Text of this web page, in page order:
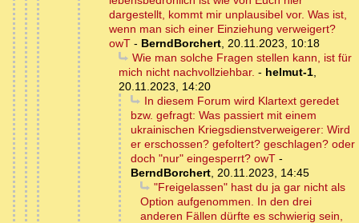
dargestellt, kommt mir unplausibel vor. Was ist,
wenn man sich einer Einziehung verweigert?
owT - BerndBorchert, 20.11.2023, 10:18
Wie man solche Fragen stellen kann, ist für
mich nicht nachvollziehbar. - helmut-1,
20.11.2023, 14:20
In diesem Forum wird Klartext geredet
bzw. gefragt: Was passiert mit einem
ukrainischen Kriegsdienstverweigerer: Wird
er erschossen? gefoltert? geschlagen? oder
doch "nur" eingesperrt? owT -
BerndBorchert, 20.11.2023, 14:45
"Freigelassen" hast du ja gar nicht als
Option aufgenommen. In den drei
anderen Fällen dürfte es schwierig sein,